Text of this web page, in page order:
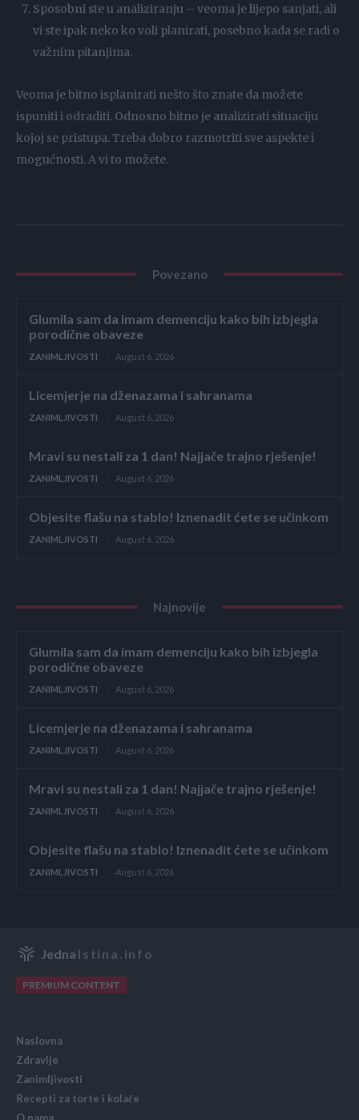
Sposobni ste u analiziranju – veoma je lijepo sanjati, ali
vi ste ipak neko ko voli planirati, posebno kada se radi o
važnim pitanjima.
Veoma je bitno isplanirati nešto što znate da možete
ispuniti i odraditi. Odnosno bitno je analizirati situaciju
kojoj se pristupa. Treba dobro razmotriti sve aspekte i
mogućnosti. A vi to možete.
Povezano
Glumila sam da imam demenciju kako bih izbjegla
porodične obaveze
ZANIMLJIVOSTI August 6, 2026
Licemjerje na dženazama i sahranama
ZANIMLJIVOSTI August 6, 2026
Mravi su nestali za 1 dan! Najjače trajno rješenje!
ZANIMLJIVOSTI August 6, 2026
Objesite flašu na stablo! Iznenadit ćete se učinkom
ZANIMLJIVOSTI August 6, 2026
Najnovije
Glumila sam da imam demenciju kako bih izbjegla
porodične obaveze
ZANIMLJIVOSTI August 6, 2026
Licemjerje na dženazama i sahranama
ZANIMLJIVOSTI August 6, 2026
Mravi su nestali za 1 dan! Najjače trajno rješenje!
ZANIMLJIVOSTI August 6, 2026
Objesite flašu na stablo! Iznenadit ćete se učinkom
ZANIMLJIVOSTI August 6, 2026
Jedna Istina.info
PREMIUM CONTENT
Naslovna
Zdravlje
Zanimljivosti
Recepti za torte i kolače